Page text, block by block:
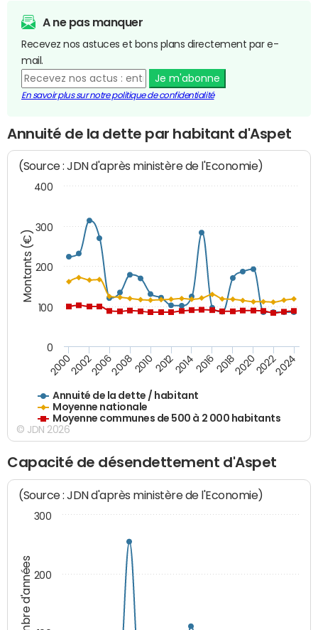
A ne pas manquer
Recevez nos astuces et bons plans directement par e-
mail.
Je m'abonne
En savoir plus sur notre politique de confidentialité
Annuité de la dette par habitant d'Aspet
Montants (€)
(Source : JDN d'après ministère de l'Economie)
Annuité de la dette / habitant
Moyenne nationale
Moyenne communes de 500 à 2 000 habitants
200020022006200820102012201420162018202020222024
100
200
300
0
400
© JDN 2026
Capacité de désendettement d'Aspet
Nombre d'années
(Source : JDN d'après ministère de l'Economie)
200
300